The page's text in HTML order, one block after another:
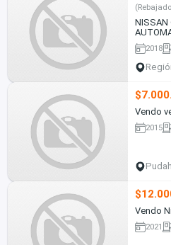
NISSAN
2018
Vendo
2015
Vendo
2021